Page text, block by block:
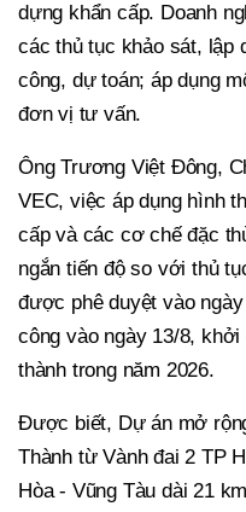
dựng khẩn cấp. Doanh
các thủ tục khảo sát, lập
công, dự toán; áp dụng
đơn vị tư vấn.
Ông Trương Việt Đông,
VEC, việc áp dụng hình
cấp và các cơ chế đặc
ngắn tiến độ so với thủ
được phê duyệt vào
công vào ngày 13/8,
thành trong năm 2026.
Được biết, Dự án mở
Thành từ Vành đai 2 TP
Hòa - Vũng Tàu dài 21